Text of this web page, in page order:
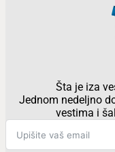
Šta je iza
Jednom nedeljno
vestima i